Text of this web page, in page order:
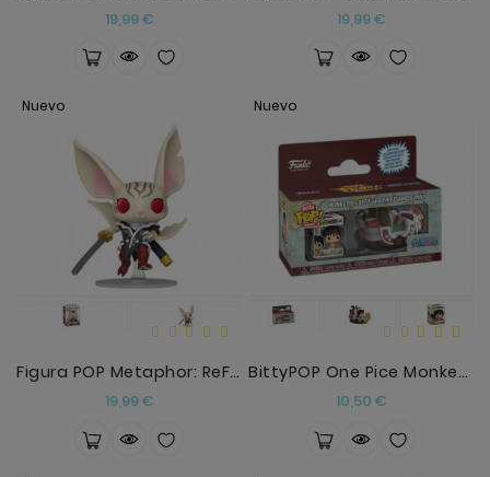
19,99 €Precio 19,99 €Precio
Nuevo
Figura POP Metaphor: ReFantazio Heismay
19,99 €Precio
Nuevo
BittyPOP One Pice Monkey D.Luffy Y Thousand Sunny
10,50 €Precio